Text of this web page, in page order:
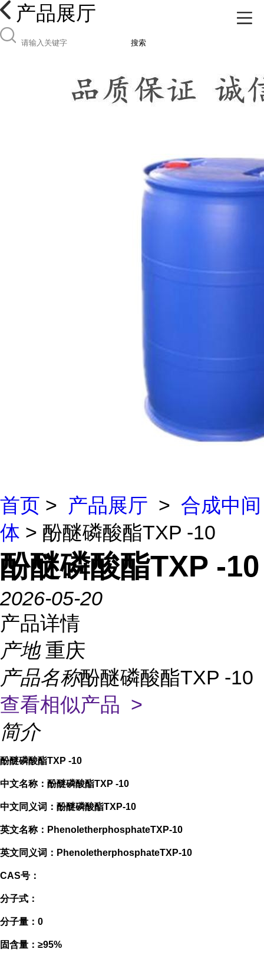
产品展厅
搜索
首页 > 产品展厅 > 合成中间
体 > 酚醚磷酸酯TXP -10
酚醚磷酸酯TXP -10
2026-05-20
产品详情
产地 重庆
产品名称酚醚磷酸酯TXP -10
查看相似产品 >
简介
酚醚磷酸酯TXP -10
中文名称：酚醚磷酸酯TXP -10
中文同义词：酚醚磷酸酯TXP-10
英文名称：PhenoletherphosphateTXP-10
英文同义词：PhenoletherphosphateTXP-10
CAS号：
分子式：
分子量：0
固含量：≥95%